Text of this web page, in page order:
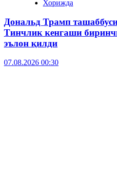
Хорижда
Дональд Трамп
Тинчлик кенгаши
эълон қилди
07.08.2026 00:30